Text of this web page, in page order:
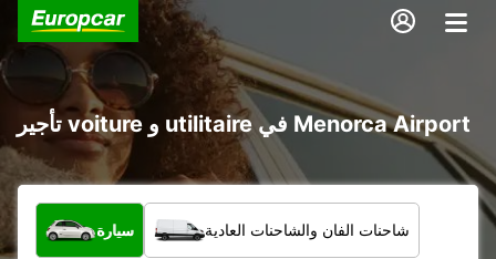
تأجير voiture و utilitaire في Menorca Airport
ما نوع المركبة؟
سيارة شاحنات الفان والشاحنات العادية